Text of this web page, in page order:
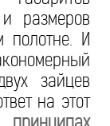
размеров
полотне. И
зайцев
на этот